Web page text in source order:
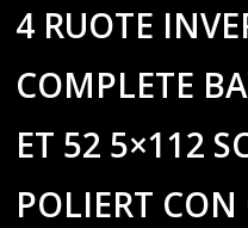
4 RUOTE
COMPLETE
ET 52 5×112
POLIERT